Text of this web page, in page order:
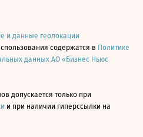
и данные геолокации
содержатся в Политике
данных АО «Бизнес Ньюс
допускается только при
и при наличии гиперссылки на